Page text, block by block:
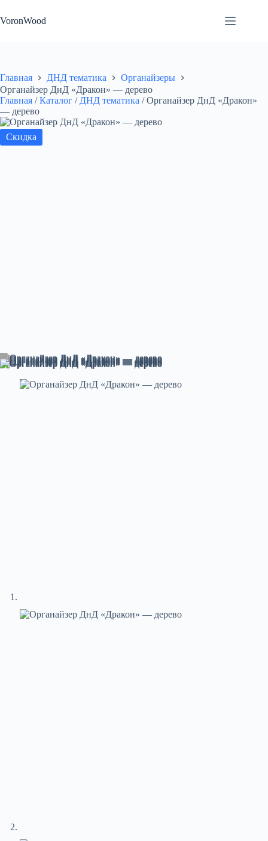
к
сути
VoronWood
Главная ДНД тематика
Органайзеры
Органайзер ДнД «Дракон» — дерево
Главная / Каталог / ДНД тематика / Органайзер ДнД «Дракон»
— дерево
Скидка